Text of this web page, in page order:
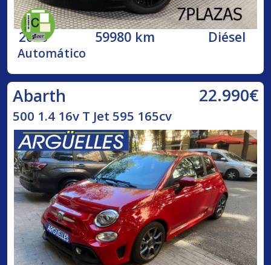
2020 59980 km Diésel
Automático
Abarth 22.990€
500 1.4 16v T Jet 595 165cv